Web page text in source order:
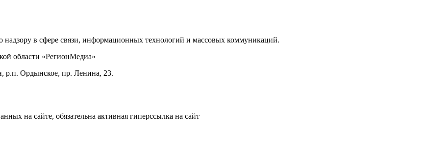
в сфере связи, информационных технологий и массовых коммуникаций.
области «РегионМедиа»
р.п. Ордынское, пр. Ленина, 23.
на сайте, обязательна активная гиперссылка на сайт